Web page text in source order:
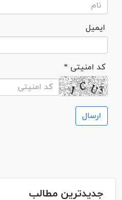
ایمیل
* کد امنیتی
جدیدترین مطالب